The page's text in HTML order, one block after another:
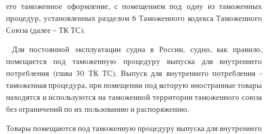
его таможенное оформление, с помещением под одну из таможенных
процедур, установленных разделом 6 Таможенного кодекса Таможенного
Союза (далее – ТК ТС).
Для постоянной эксплуатации судна в России, судно, как правило,
помещается под таможенную процедуру выпуска для внутреннего
потребления (глава 30 ТК ТС). Выпуск для внутреннего потребления -
таможенная процедура, при помещении под которую иностранные товары
находятся и используются на таможенной территории таможенного союза
без ограничений по их пользованию и распоряжению.
Товары помещаются под таможенную процедуру выпуска для внутреннего